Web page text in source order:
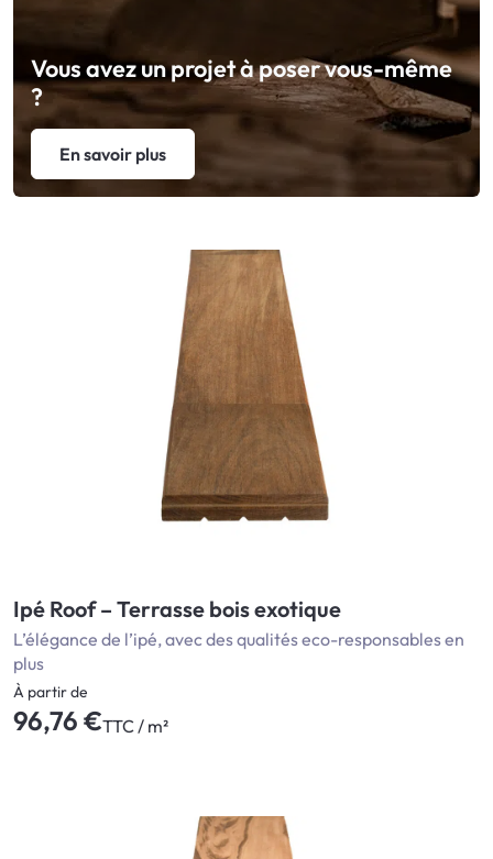
Vous avez un projet à poser vous-même
?
En savoir plus
Ipé Roof – Terrasse bois exotique
L’élégance de l’ipé, avec des qualités eco-responsables en
plus
À partir de
96,76 €TTC / m²